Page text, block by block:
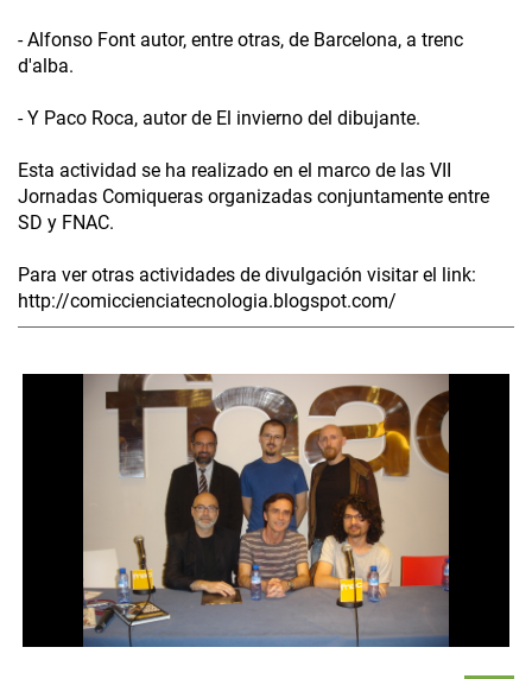
- Alfonso Font autor, entre otras, de Barcelona, a trenc
d'alba.
- Y Paco Roca, autor de El invierno del dibujante.
Esta actividad se ha realizado en el marco de las VII
Jornadas Comiqueras organizadas conjuntamente entre
SD y FNAC.
Para ver otras actividades de divulgación visitar el link:
http://comiccienciatecnologia.blogspot.com/